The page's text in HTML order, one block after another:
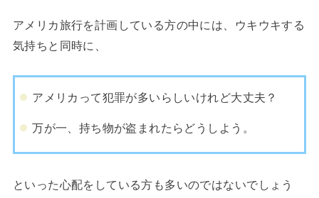
アメリカ旅行を計画している方の中には、ウキウキする
気持ちと同時に、
アメリカって犯罪が多いらしいけれど大丈夫？
万が一、持ち物が盗まれたらどうしよう。
といった心配をしている方も多いのではないでしょう